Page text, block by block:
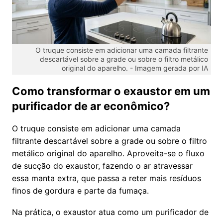
O truque consiste em adicionar uma camada filtrante
descartável sobre a grade ou sobre o filtro metálico
original do aparelho. - Imagem gerada por IA
Como transformar o exaustor em um
purificador de ar econômico?
O truque consiste em adicionar uma camada
filtrante descartável sobre a grade ou sobre o filtro
metálico original do aparelho. Aproveita-se o fluxo
de sucção do exaustor, fazendo o ar atravessar
essa manta extra, que passa a reter mais resíduos
finos de gordura e parte da fumaça.
Na prática, o exaustor atua como um purificador de